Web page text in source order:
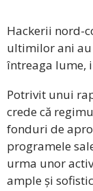
Hackerii nord-
ultimilor ani
întreaga lume,
Potrivit unui
crede că
fonduri de
programele
urma unor
ample și